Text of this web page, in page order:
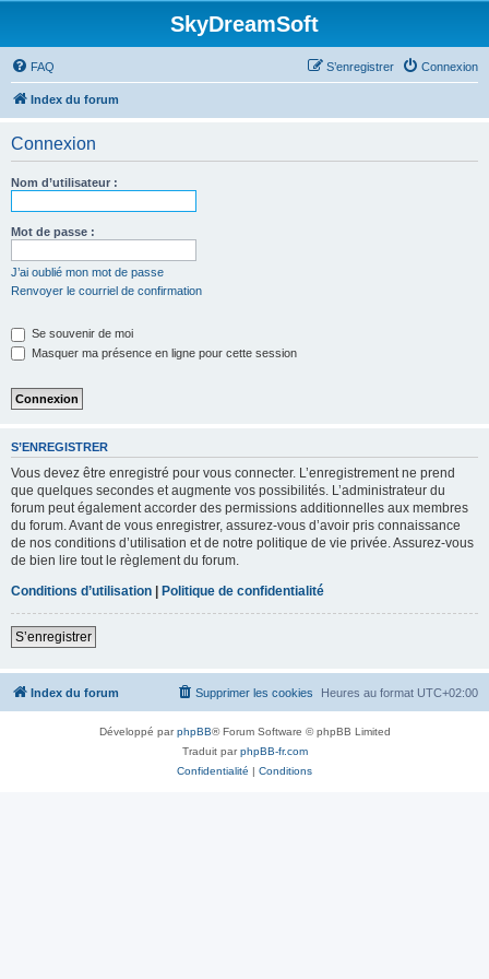
SkyDreamSoft
FAQ Connexion
S’enregistrer
Index du forum
Connexion
Nom d’utilisateur :
Mot de passe :
J’ai oublié mon mot de passe
Renvoyer le courriel de confirmation
Se souvenir de moi
Masquer ma présence en ligne pour cette session
S’ENREGISTRER
Vous devez être enregistré pour vous connecter. L’enregistrement ne prend
que quelques secondes et augmente vos possibilités. L’administrateur du
forum peut également accorder des permissions additionnelles aux membres
du forum. Avant de vous enregistrer, assurez-vous d’avoir pris connaissance
de nos conditions d’utilisation et de notre politique de vie privée. Assurez-vous
de bien lire tout le règlement du forum.
Conditions d’utilisation | Politique de confidentialité
S’enregistrer
Index du forum Heures au format UTC+02:00
Supprimer les cookies
Développé parphpBB® Forum Software © phpBB Limited
Traduit parphpBB-fr.com
Confidentialité | Conditions